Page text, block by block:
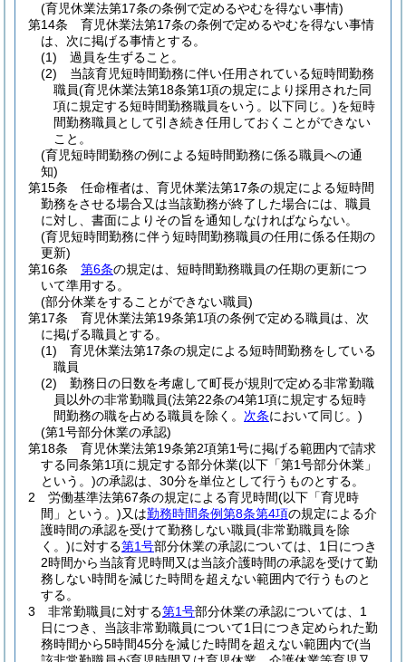
(育児休業法第17条の条例で定めるやむを得ない事情)
第14条
育児休業法第17条の条例で定めるやむを得ない事情
は、次に掲げる事情とする。
(1)
過員を生ずること。
(2)
当該育児短時間勤務に伴い任用されている短時間勤務
職員(育児休業法第18条第1項の規定により採用された同
項に規定する短時間勤務職員をいう。以下同じ。)を短時
間勤務職員として引き続き任用しておくことができない
こと。
(育児短時間勤務の例による短時間勤務に係る職員への通
知)
第15条
任命権者は、育児休業法第17条の規定による短時間
勤務をさせる場合又は当該勤務が終了した場合には、職員
に対し、書面によりその旨を通知しなければならない。
(育児短時間勤務に伴う短時間勤務職員の任用に係る任期の
更新)
第16条
第6条の規定は、短時間勤務職員の任期の更新につ
いて準用する。
(部分休業をすることができない職員)
第17条
育児休業法第19条第1項の条例で定める職員は、次
に掲げる職員とする。
(1)
育児休業法第17条の規定による短時間勤務をしている
職員
(2)
勤務日の日数を考慮して町長が規則で定める非常勤職
員以外の非常勤職員(法第22条の4第1項に規定する短時
間勤務の職を占める職員を除く。 次条において同じ。)
(第1号部分休業の承認)
第18条
育児休業法第19条第2項第1号に掲げる範囲内で請求
する同条第1項に規定する部分休業(以下「第1号部分休業」
という。)の承認は、30分を単位として行うものとする。
2
労働基準法第67条の規定による育児時間(以下「育児時
間」という。)又は勤務時間条例第8条第4項の規定による介
護時間の承認を受けて勤務しない職員(非常勤職員を除
く。)に対する第1号部分休業の承認については、1日につき
2時間から当該育児時間又は当該介護時間の承認を受けて勤
務しない時間を減じた時間を超えない範囲内で行うものと
する。
3
非常勤職員に対する第1号部分休業の承認については、1
日につき、当該非常勤職員について1日につき定められた勤
務時間から5時間45分を減じた時間を超えない範囲内で(当